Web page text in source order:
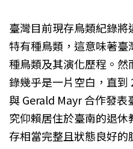
臺灣目前現存鳥類紀錄將
特有種鳥類，這意味著
種鳥類及其演化歷程。
錄幾乎是一片空白，直
與 Gerald Mayr 合作發
究仰賴居住於臺南的退
存相當完整且狀態良好